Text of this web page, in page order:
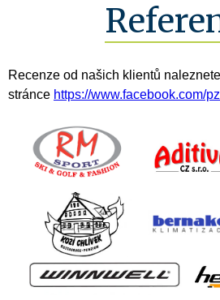
Recenze od našich klientů
stránce https://www.facebook.com/